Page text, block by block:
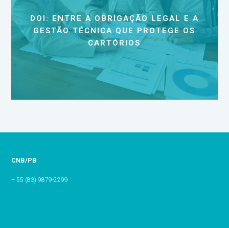
DOI: ENTRE A OBRIGAÇÃO LEGAL E A
GESTÃO TÉCNICA QUE PROTEGE OS
CARTÓRIOS
CNB/PB
+ 55 (83) 9879-2299